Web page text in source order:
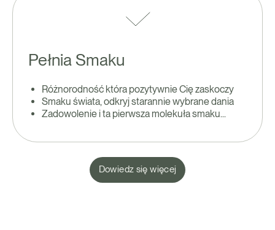
Pełnia Smaku
Różnorodność która pozytywnie Cię zaskoczy
Smaku świata, odkryj starannie wybrane dania
Zadowolenie i ta pierwsza molekuła smaku...
Dowiedz się więcej